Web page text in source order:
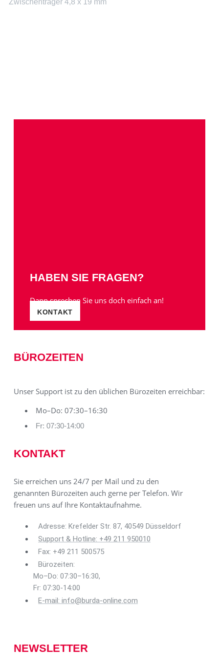
Zwischenträger 4,8 x 19 mm
HABEN SIE FRAGEN?
Dann sprechen Sie uns doch einfach an!
KONTAKT
BÜROZEITEN
Unser Support ist zu den üblichen Bürozeiten erreichbar:
Mo–Do: 07:30–16:30
Fr: 07:30-14:00
KONTAKT
Sie erreichen uns 24/7 per Mail und zu den
genannten Bürozeiten auch gerne per Telefon. Wir
freuen uns auf Ihre Kontaktaufnahme.
Adresse: Krefelder Str. 87, 40549 Düsseldorf
Support & Hotline: +49 211 950010
Fax: +49 211 500575
Bürozeiten:
Mo–Do: 07:30–16:30,
Fr: 07:30-14:00
E-mail: info@burda-online.com
NEWSLETTER